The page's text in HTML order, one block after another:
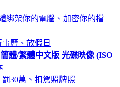
綁架你的電腦、加密你的檔
曆、放假日
體/繁體中文版 光碟映像 (ISO
30萬、扣駕照牌照